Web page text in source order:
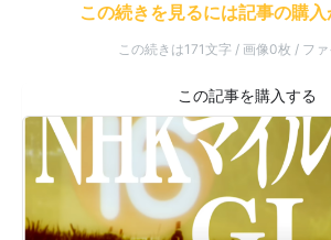
この続きを見るには記事の購
この続きは171文字 / 画像0枚 / フ